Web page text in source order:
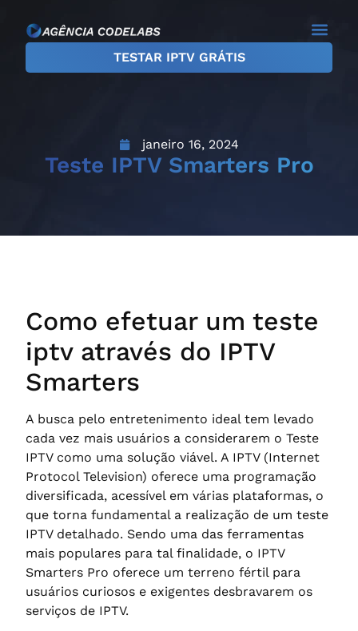
TESTAR IPTV GRÁTIS
janeiro 16, 2024
Teste IPTV Smarters Pro
Como efetuar um teste
iptv através do IPTV
Smarters
A busca pelo entretenimento ideal tem levado
cada vez mais usuários a considerarem o Teste
IPTV como uma solução viável. A IPTV (Internet
Protocol Television) oferece uma programação
diversificada, acessível em várias plataformas, o
que torna fundamental a realização de um teste
IPTV detalhado. Sendo uma das ferramentas
mais populares para tal finalidade, o IPTV
Smarters Pro oferece um terreno fértil para
usuários curiosos e exigentes desbravarem os
serviços de IPTV.